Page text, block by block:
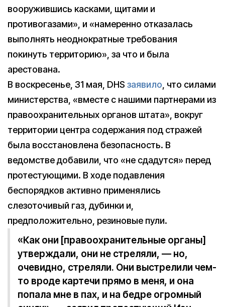
вооружившись касками, щитами и
противогазами», и «намеренно отказалась
выполнять неоднократные требования
покинуть территорию», за что и была
арестована.
В воскресенье, 31 мая, DHS заявило, что силами
министерства, «вместе с нашими партнерами из
правоохранительных органов штата», вокруг
территории центра содержания под стражей
была восстановлена безопасность. В
ведомстве добавили, что «не сдадутся» перед
протестующими. В ходе подавления
беспорядков активно применялись
слезоточивый газ, дубинки и,
предположительно, резиновые пули.
«Как они [правоохранительные органы]
утверждали, они не стреляли, — но,
очевидно, стреляли. Они выстрелили чем-
то вроде картечи прямо в меня, и она
попала мне в пах, и на бедре огромный